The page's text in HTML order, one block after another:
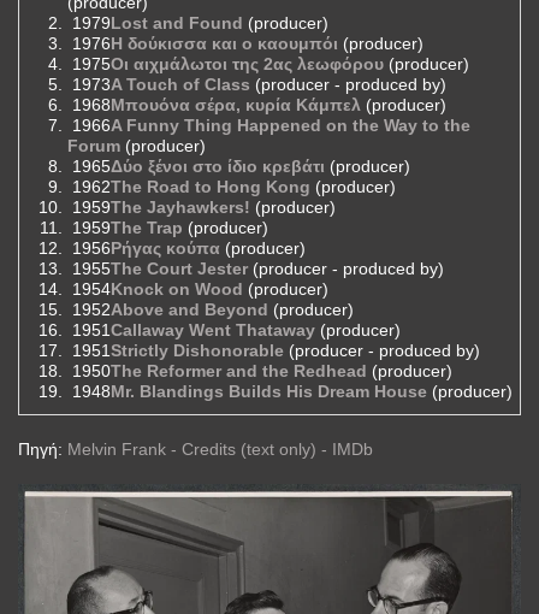
1979Lost and Found (producer)
1976Η δούκισσα και ο καουμπόι (producer)
1975Οι αιχμάλωτοι της 2ας λεωφόρου (producer)
1973A Touch of Class (producer - produced by)
1968Μπουόνα σέρα, κυρία Κάμπελ (producer)
1966A Funny Thing Happened on the Way to the
Forum (producer)
1965Δύο ξένοι στο ίδιο κρεβάτι (producer)
1962The Road to Hong Kong (producer)
1959The Jayhawkers! (producer)
1959The Trap (producer)
1956Ρήγας κούπα (producer)
1955The Court Jester (producer - produced by)
1954Knock on Wood (producer)
1952Above and Beyond (producer)
1951Callaway Went Thataway (producer)
1951Strictly Dishonorable (producer - produced by)
1950The Reformer and the Redhead (producer)
1948Mr. Blandings Builds His Dream House (producer)
Πηγή: Melvin Frank - Credits (text only) - IMDb